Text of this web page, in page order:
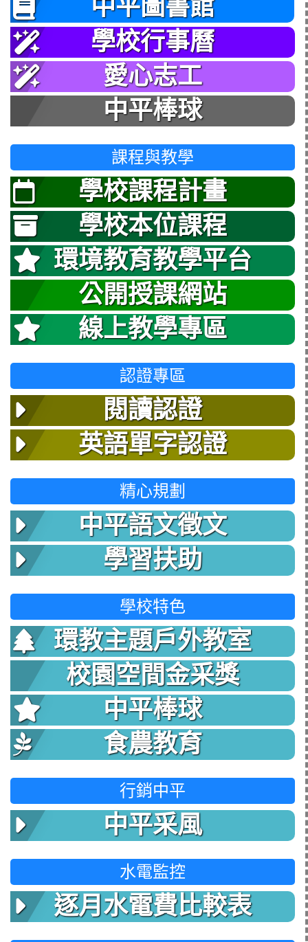
中平圖書館
學校行事曆
愛心志工
中平棒球
課程與教學
學校課程計畫
學校本位課程
環境教育教學平台
公開授課網站
線上教學專區
認證專區
閱讀認證
英語單字認證
精心規劃
中平語文徵文
學習扶助
學校特色
環教主題戶外教室
校園空間金采獎
中平棒球
食農教育
行銷中平
中平采風
水電監控
逐月水電費比較表